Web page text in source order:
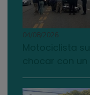
04/08/2026